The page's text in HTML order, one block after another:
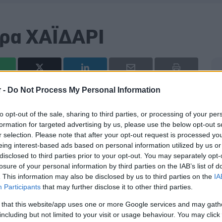
- Do Not Process My Personal Information
opt-out of the sale, sharing to third parties, or processing of your
for targeted advertising by us, please use the below opt-out
selection. Please note that after your opt-out request is processed
interest-based ads based on personal information utilized by us
to third parties prior to your opt-out. You may separately
of your personal information by third parties on the IAB’s list of
This information may also be disclosed by us to third parties on the
Participants that may further disclose it to other third parties.
that this website/app uses one or more Google services and may
but not limited to your visit or usage behaviour. You may
ΧΑΪΔΑΡΙ
διευθύνσεις
Νέα αναζήτηση
στοιχεία.
ή συμπλήρωση, παρακαλούμε